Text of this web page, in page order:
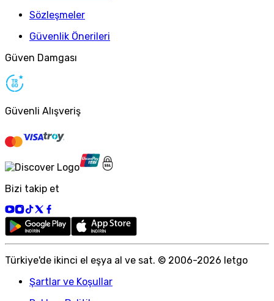
Sözleşmeler
Güvenlik Önerileri
Güven Damgası
Güvenli Alışveriş
Bizi takip et
Türkiye'de ikinci el eşya al ve sat. © 2006-2026 letgo
Şartlar ve Koşullar